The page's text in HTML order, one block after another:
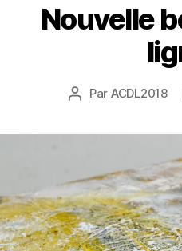
Nouvelle
Auteur
Par ACDL2018